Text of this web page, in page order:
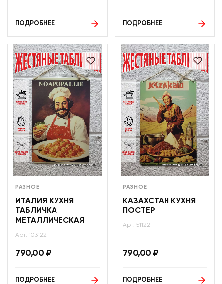
ПОДРОБНЕЕ ПОДРОБНЕЕ
РАЗНОЕ
ИТАЛИЯ КУХНЯ
ТАБЛИЧКА
МЕТАЛЛИЧЕСКАЯ
Арт: 103122
790,00 ₽
ПОДРОБНЕЕ
РАЗНОЕ
КАЗАХСТАН КУХНЯ
ПОСТЕР
Арт: 51122
790,00 ₽
ПОДРОБНЕЕ